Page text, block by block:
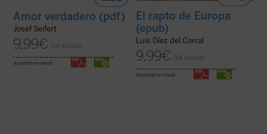
Amor verdadero (pdf)
Josef Seifert
9,99€ IVA incluido
disponible en ebook:
El rapto de Europa
(epub)
Luis Díez del Corral
9,99€ IVA incluido
disponible en ebook: